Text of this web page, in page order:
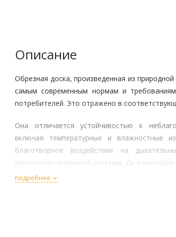
Описание
Обрезная доска, произведенная из
самым современным нормам и
потребителей. Это отражено в
Она отличается устойчивостью к
включая температурные и влажностные
благотворное воздействие на
укреплению иммунной системы. Да и
точки зрения.
подробнее